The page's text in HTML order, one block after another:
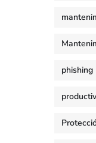
phishing